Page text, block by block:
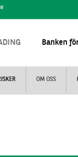
Banken
OM OSS